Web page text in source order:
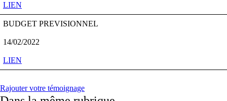
LIEN
BUDGET PREVISIONNEL
14/02/2022
LIEN
Rajouter votre témoignage